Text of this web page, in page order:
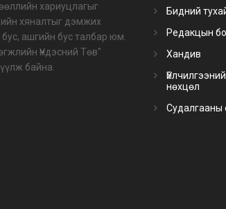
хариуцлагыг
хяналтыг дэмжих
ашгийн бус талбар юм.
Үндэсний Төв"
байна.
Бидний
Редакцын
Хандив
нөхцөл
Судалгааны